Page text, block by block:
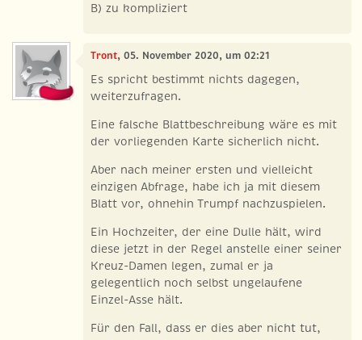
B) zu kompliziert
Tront, 05. November 2020, um 02:21
Es spricht bestimmt nichts dagegen,
weiterzufragen.
Eine falsche Blattbeschreibung wäre es mit
der vorliegenden Karte sicherlich nicht.
Aber nach meiner ersten und vielleicht
einzigen Abfrage, habe ich ja mit diesem
Blatt vor, ohnehin Trumpf nachzuspielen.
Ein Hochzeiter, der eine Dulle hält, wird
diese jetzt in der Regel anstelle einer seiner
Kreuz-Damen legen, zumal er ja
gelegentlich noch selbst ungelaufene
Einzel-Asse hält.
Für den Fall, dass er dies aber nicht tut,